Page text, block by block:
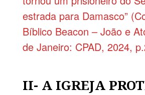
estrada para Damasco”
Bíblico Beacon – João e
de Janeiro: CPAD, 2024,
II- A IGREJA